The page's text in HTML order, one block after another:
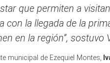
que permiten a
con la llegada de la
en la región”, sostuvo
municipal de Ezequiel Montes,